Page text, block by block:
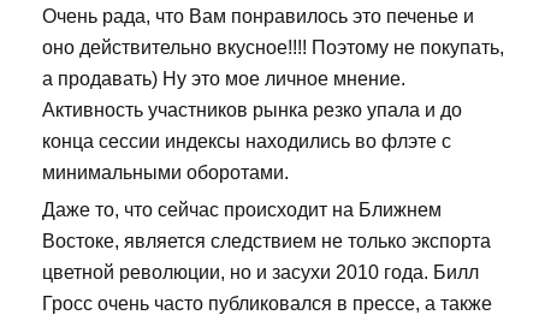
Очень рада, что Вам понравилось это печенье и
оно действительно вкусное!!!! Поэтому не покупать,
а продавать) Ну это мое личное мнение.
Активность участников рынка резко упала и до
конца сессии индексы находились во флэте с
минимальными оборотами.
Даже то, что сейчас происходит на Ближнем
Востоке, является следствием не только экспорта
цветной революции, но и засухи 2010 года. Билл
Гросс очень часто публиковался в прессе, а также